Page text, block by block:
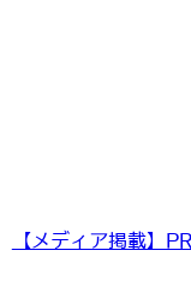
【メディア掲載】